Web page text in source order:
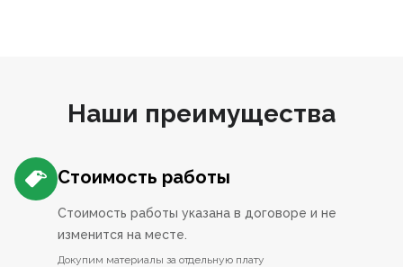
Наши преимущества
Стоимость работы
Стоимость работы указана в договоре и не
изменится на месте.
Докупим материалы за отдельную плату